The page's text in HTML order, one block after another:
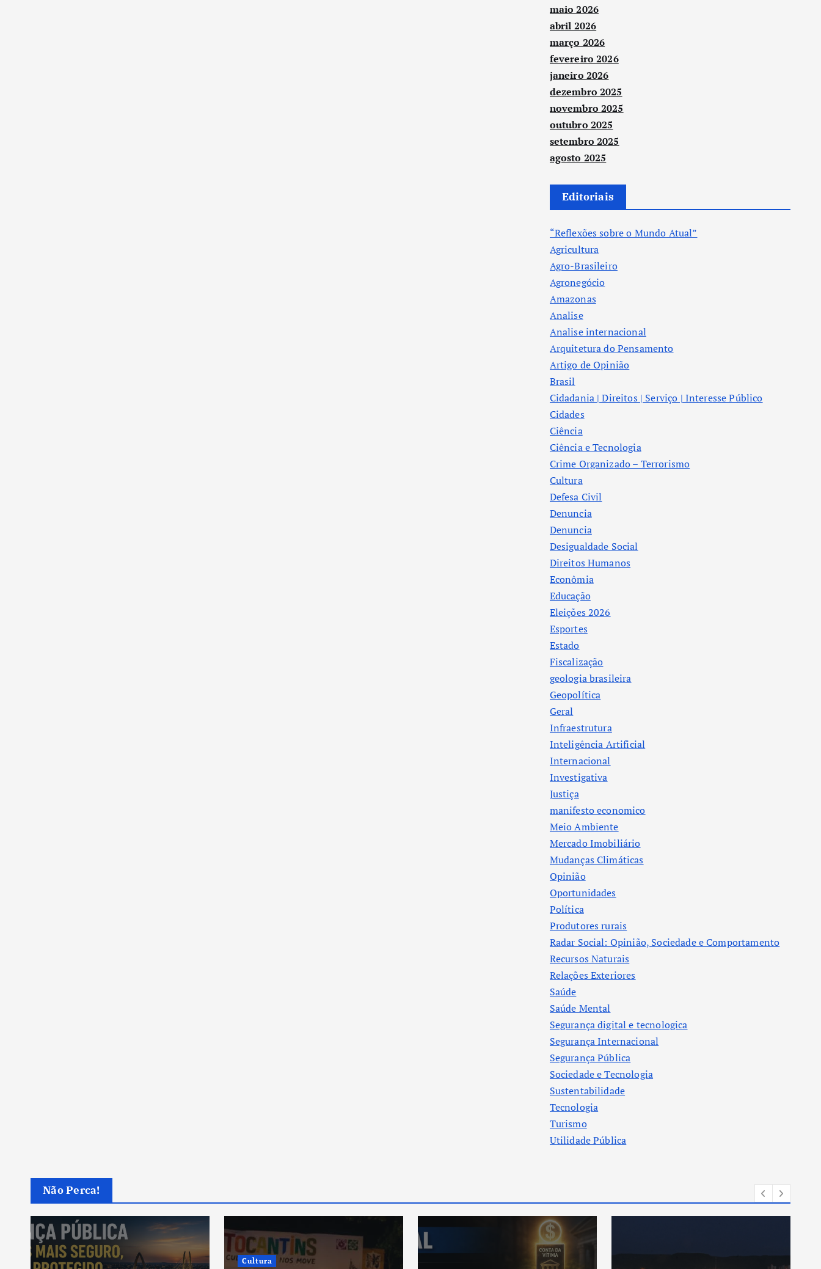
maio 2026
abril 2026
março 2026
fevereiro 2026
janeiro 2026
dezembro 2025
novembro 2025
outubro 2025
setembro 2025
agosto 2025
Editoriais
“Reflexões sobre o Mundo Atual”
Agricultura
Agro-Brasileiro
Agronegócio
Amazonas
Analise
Analise internacional
Arquitetura do Pensamento
Artigo de Opinião
Brasil
Cidadania | Direitos | Serviço | Interesse Público
Cidades
Ciência
Ciência e Tecnologia
Crime Organizado – Terrorismo
Cultura
Defesa Civil
Denuncia
Denuncia
Desigualdade Social
Direitos Humanos
Econômia
Educação
Eleições 2026
Esportes
Estado
Fiscalização
geologia brasileira
Geopolítica
Geral
Infraestrutura
Inteligência Artificial
Internacional
Investigativa
Justiça
manifesto economico
Meio Ambiente
Mercado Imobiliário
Mudanças Climáticas
Opinião
Oportunidades
Política
Produtores rurais
Radar Social: Opinião, Sociedade e Comportamento
Recursos Naturais
Relações Exteriores
Saúde
Saúde Mental
Segurança digital e tecnologica
Segurança Internacional
Segurança Pública
Sociedade e Tecnologia
Sustentabilidade
Tecnologia
Turismo
Utilidade Pública
Não Perca!
Cultura